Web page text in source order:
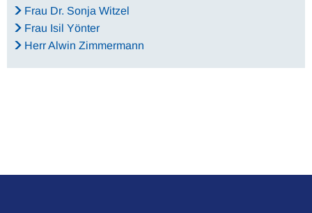
Frau Dr. Sonja Witzel
Frau Isil Yönter
Herr Alwin Zimmermann